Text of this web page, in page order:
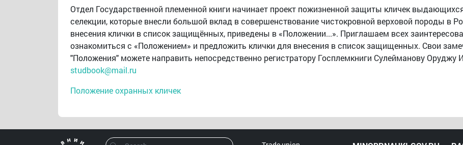
Отдел Государственной племенной книги начинает проект пожизненной защиты кличек
селекции, которые внесли большой вклад в совершенствование чистокровной верховой породы в
внесения клички в список защищённых, приведены в «Положении...». Приглашаем всех
ознакомиться с «Положением» и предложить клички для внесения в список защищенных. Свои
"Положения" можете направить непосредственно регистратору Госплемкниги Сулейманову Оруджу
studbook@mail.ru
Положение охранных кличек